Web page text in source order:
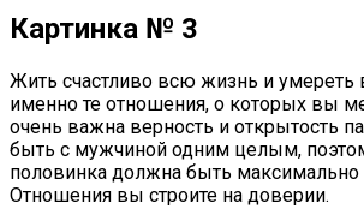
Картинка № 3
Жить счастливо всю жизнь и умереть
именно те отношения, о которых вы
очень важна верность и открытость
быть с мужчиной одним целым,
половинка должна быть
Отношения вы строите на доверии.